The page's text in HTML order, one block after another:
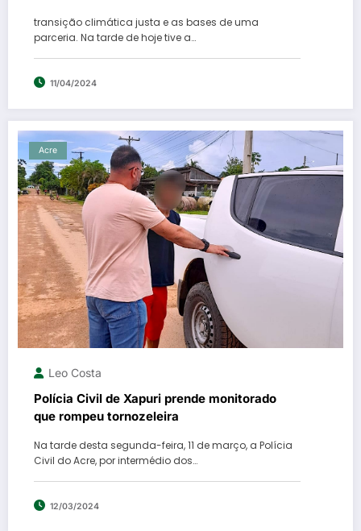
transição climática justa e as bases de uma
parceria. Na tarde de hoje tive a…
11/04/2024
Acre
Leo Costa
Polícia Civil de Xapuri prende monitorado
que rompeu tornozeleira
Na tarde desta segunda-feira, 11 de março, a Polícia
Civil do Acre, por intermédio dos…
12/03/2024